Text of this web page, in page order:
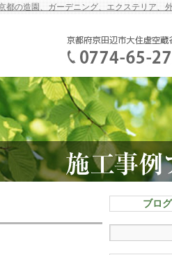
都の造園、ガーデニング、エクステリア、
ブロ